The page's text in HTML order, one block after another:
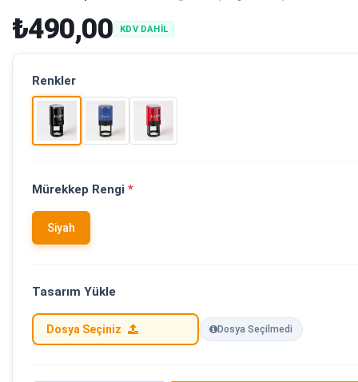
₺490,00 KDV DAHİL
Renkler
Mürekkep Rengi *
Siyah
Tasarım Yükle
Dosya Seçiniz Dosya Seçilmedi